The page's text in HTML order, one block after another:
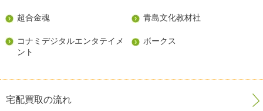
超合金魂 青島文化教材社
コナミデジタルエンタテイメ
ント
ボークス
宅配買取の流れ